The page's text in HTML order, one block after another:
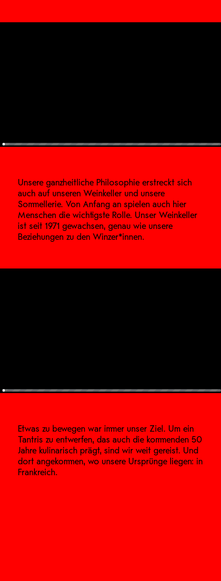
Unsere ganzheitliche Philosophie erstreckt sich
auch auf unseren Weinkeller und unsere
Sommellerie. Von Anfang an spielen auch hier
Menschen die wichtigste Rolle. Unser Weinkeller
ist seit 1971 gewachsen, genau wie unsere
Beziehungen zu den Winzer*innen.
Etwas zu bewegen war immer unser Ziel. Um ein
Tantris zu entwerfen, das auch die kommenden 50
Jahre kulinarisch prägt, sind wir weit gereist. Und
dort angekommen, wo unsere Ursprünge liegen: in
Frankreich.